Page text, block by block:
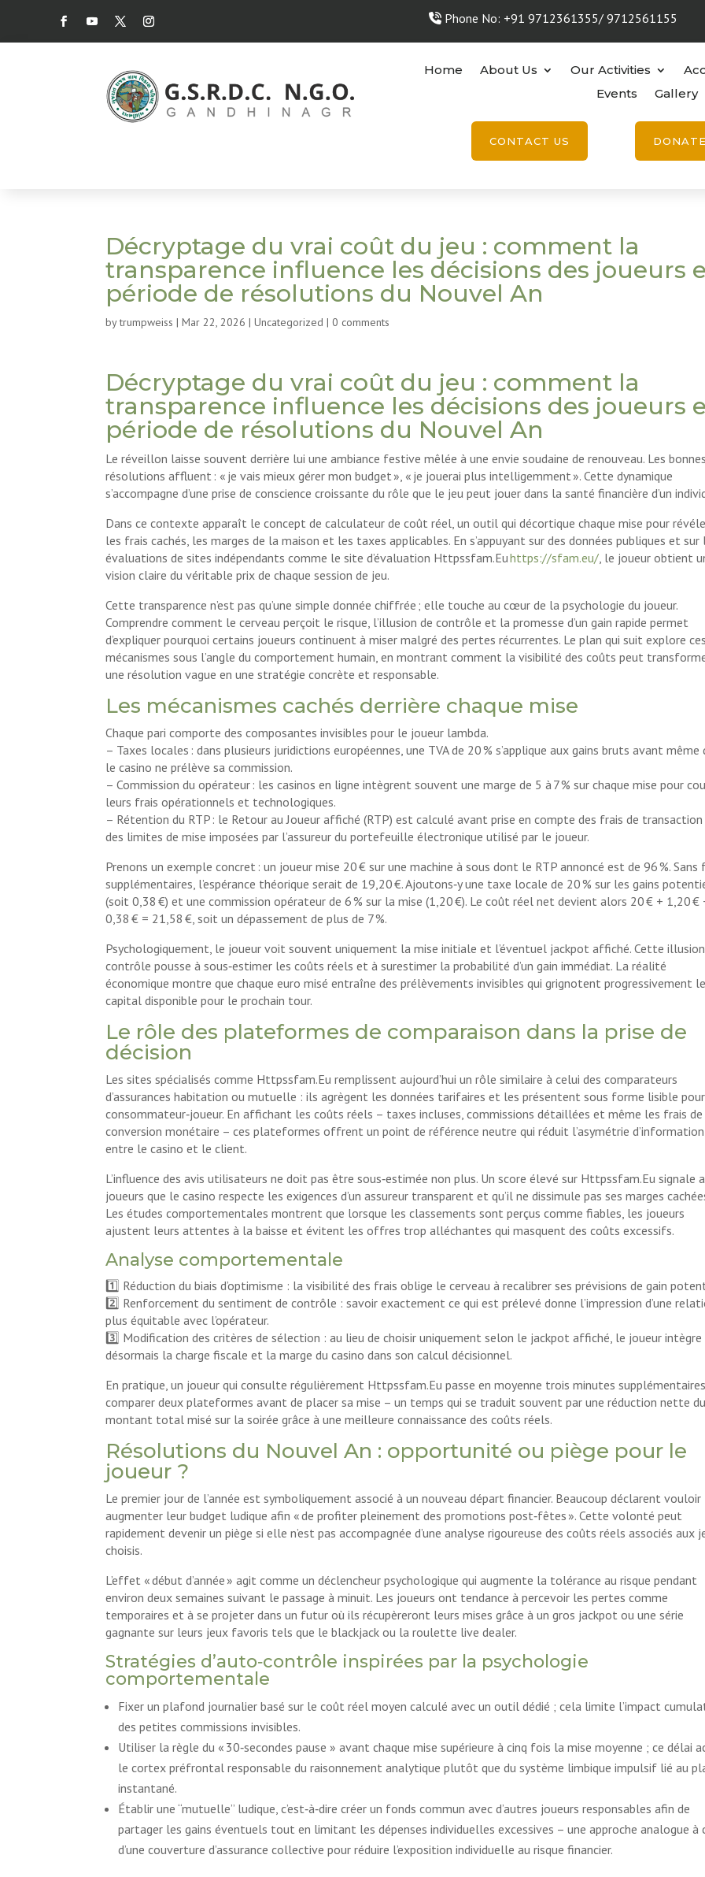
Phone No: +91 9712361355/ 9712561155
Home About Us Our Activities
Events
Gallery
CONTACT US
Décryptage du vrai coût du jeu : comment la
transparence influence les décisions des joueurs
période de résolutions du Nouvel An
bytrumpweiss |Mar 22, 2026 |Uncategorized |0 comments
Décryptage du vrai coût du jeu : comment la
transparence influence les décisions des joueurs
période de résolutions du Nouvel An
Le réveillon laisse souvent derrière lui une ambiance festive mêlée à une envie soudaine de renouveau. Les bonnes
résolutions affluent : « je vais mieux gérer mon budget », « je jouerai plus intelligemment ». Cette dynamique
s’accompagne d’une prise de conscience croissante du rôle que le jeu peut jouer dans la santé financière d’un
Dans ce contexte apparaît le concept de calculateur de coût réel, un outil qui décortique chaque mise pour
les frais cachés, les marges de la maison et les taxes applicables. En s’appuyant sur des données publiques et sur
évaluations de sites indépendants comme le site d’évaluation Httpssfam.Euhttps://sfam.eu/ , le joueur obtient
vision claire du véritable prix de chaque session de jeu.
Cette transparence n’est pas qu’une simple donnée chiffrée ; elle touche au cœur de la psychologie du joueur.
Comprendre comment le cerveau perçoit le risque, l’illusion de contrôle et la promesse d’un gain rapide permet
d’expliquer pourquoi certains joueurs continuent à miser malgré des pertes récurrentes. Le plan qui suit explore ces
mécanismes sous l’angle du comportement humain, en montrant comment la visibilité des coûts peut
une résolution vague en une stratégie concrète et responsable.
Les mécanismes cachés derrière chaque mise
Chaque pari comporte des composantes invisibles pour le joueur lambda.
– Taxes locales : dans plusieurs juridictions européennes, une TVA de 20 % s’applique aux gains bruts avant même
le casino ne prélève sa commission.
– Commission du opérateur : les casinos en ligne intègrent souvent une marge de 5 à 7 % sur chaque mise pour
leurs frais opérationnels et technologiques.
– Rétention du RTP : le Retour au Joueur affiché (RTP) est calculé avant prise en compte des frais de
des limites de mise imposées par l’assureur du portefeuille électronique utilisé par le joueur.
Prenons un exemple concret : un joueur mise 20 € sur une machine à sous dont le RTP annoncé est de 96 %. Sans
supplémentaires, l’espérance théorique serait de 19,20 €. Ajoutons‑y une taxe locale de 20 % sur les gains
(soit 0,38 €) et une commission opérateur de 6 % sur la mise (1,20 €). Le coût réel net devient alors 20 € + 1,20 €
0,38 € = 21,58 €, soit un dépassement de plus de 7 %.
Psychologiquement, le joueur voit souvent uniquement la mise initiale et l’éventuel jackpot affiché. Cette
contrôle pousse à sous‑estimer les coûts réels et à surestimer la probabilité d’un gain immédiat. La réalité
économique montre que chaque euro misé entraîne des prélèvements invisibles qui grignotent progressivement le
capital disponible pour le prochain tour.
Le rôle des plateformes de comparaison dans la prise de
décision
Les sites spécialisés comme Httpssfam.Eu remplissent aujourd’hui un rôle similaire à celui des comparateurs
d’assurances habitation ou mutuelle : ils agrègent les données tarifaires et les présentent sous forme lisible
consommateur‑joueur. En affichant les coûts réels – taxes incluses, commissions détaillées et même les frais de
conversion monétaire – ces plateformes offrent un point de référence neutre qui réduit l’asymétrie d’information
entre le casino et le client.
L’influence des avis utilisateurs ne doit pas être sous‑estimée non plus. Un score élevé sur Httpssfam.Eu signale
joueurs que le casino respecte les exigences d’un assureur transparent et qu’il ne dissimule pas ses marges
Les études comportementales montrent que lorsque les classements sont perçus comme fiables, les joueurs
ajustent leurs attentes à la baisse et évitent les offres trop alléchantes qui masquent des coûts excessifs.
Analyse comportementale
1️⃣ Réduction du biais d’optimisme : la visibilité des frais oblige le cerveau à recalibrer ses prévisions de gain
2️⃣ Renforcement du sentiment de contrôle : savoir exactement ce qui est prélevé donne l’impression d’une
plus équitable avec l’opérateur.
3️⃣ Modification des critères de sélection : au lieu de choisir uniquement selon le jackpot affiché, le joueur intègre
désormais la charge fiscale et la marge du casino dans son calcul décisionnel.
En pratique, un joueur qui consulte régulièrement Httpssfam.Eu passe en moyenne trois minutes
comparer deux plateformes avant de placer sa mise – un temps qui se traduit souvent par une réduction nette du
montant total misé sur la soirée grâce à une meilleure connaissance des coûts réels.
Résolutions du Nouvel An : opportunité ou piège pour le
joueur ?
Le premier jour de l’année est symboliquement associé à un nouveau départ financier. Beaucoup déclarent vouloir
augmenter leur budget ludique afin « de profiter pleinement des promotions post‑fêtes ». Cette volonté peut
rapidement devenir un piège si elle n’est pas accompagnée d’une analyse rigoureuse des coûts réels associés aux
choisis.
L’effet « début d’année » agit comme un déclencheur psychologique qui augmente la tolérance au risque pendant
environ deux semaines suivant le passage à minuit. Les joueurs ont tendance à percevoir les pertes comme
temporaires et à se projeter dans un futur où ils récupèreront leurs mises grâce à un gros jackpot ou une série
gagnante sur leurs jeux favoris tels que le blackjack ou la roulette live dealer.
Stratégies d’auto‑contrôle inspirées par la psychologie
comportementale
Fixer un plafond journalier basé sur le coût réel moyen calculé avec un outil dédié ; cela limite l’impact
des petites commissions invisibles.
Utiliser la règle du « 30‑secondes pause » avant chaque mise supérieure à cinq fois la mise moyenne ; ce délai
le cortex préfrontal responsable du raisonnement analytique plutôt que du système limbique impulsif lié au
instantané.
Établir une “mutuelle” ludique, c’est‑à‑dire créer un fonds commun avec d’autres joueurs responsables afin de
partager les gains éventuels tout en limitant les dépenses individuelles excessives – une approche analogue à
d’une couverture d’assurance collective pour réduire l’exposition individuelle au risque financier.